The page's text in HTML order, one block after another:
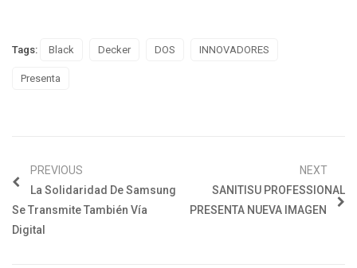
Tags: Black Decker DOS INNOVADORES
Presenta
PREVIOUS
La Solidaridad De Samsung
Se Transmite También Vía
Digital
NEXT
SANITISU PROFESSIONAL
PRESENTA NUEVA IMAGEN